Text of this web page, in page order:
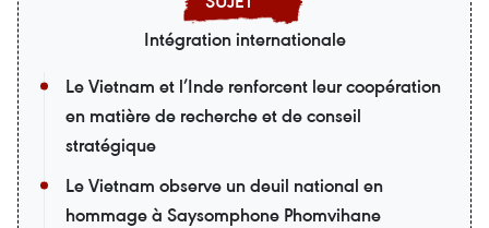
Intégration internationale
Le Vietnam et l’Inde renforcent leur coopération
en matière de recherche et de conseil
stratégique
Le Vietnam observe un deuil national en
hommage à Saysomphone Phomvihane